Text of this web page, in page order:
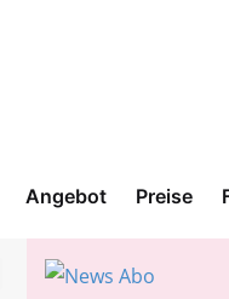
Angebot Preise